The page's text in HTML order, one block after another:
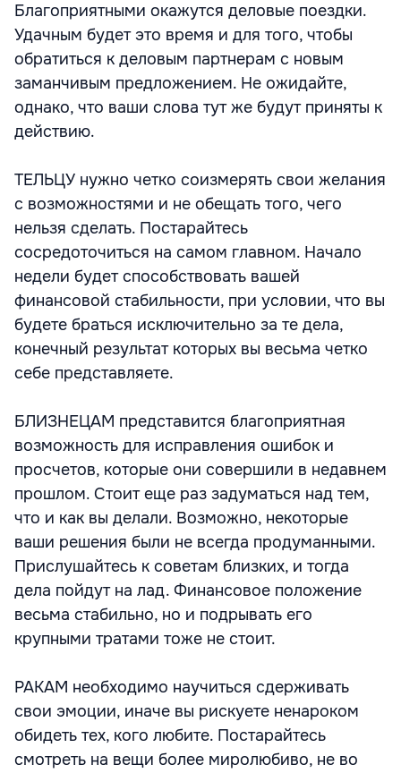
Благоприятными окажутся деловые поездки.
Удачным будет это время и для того, чтобы
обратиться к деловым партнерам с новым
заманчивым предложением. Не ожидайте,
однако, что ваши слова тут же будут приняты к
действию.
ТЕЛЬЦУ нужно четко соизмерять свои желания
с возможностями и не обещать того, чего
нельзя сделать. Постарайтесь
сосредоточиться на самом главном. Начало
недели будет способствовать вашей
финансовой стабильности, при условии, что вы
будете браться исключительно за те дела,
конечный результат которых вы весьма четко
себе представляете.
БЛИЗНЕЦАМ представится благоприятная
возможность для исправления ошибок и
просчетов, которые они совершили в недавнем
прошлом. Стоит еще раз задуматься над тем,
что и как вы делали. Возможно, некоторые
ваши решения были не всегда продуманными.
Прислушайтесь к советам близких, и тогда
дела пойдут на лад. Финансовое положение
весьма стабильно, но и подрывать его
крупными тратами тоже не стоит.
РАКАМ необходимо научиться сдерживать
свои эмоции, иначе вы рискуете ненароком
обидеть тех, кого любите. Постарайтесь
смотреть на вещи более миролюбиво, не во